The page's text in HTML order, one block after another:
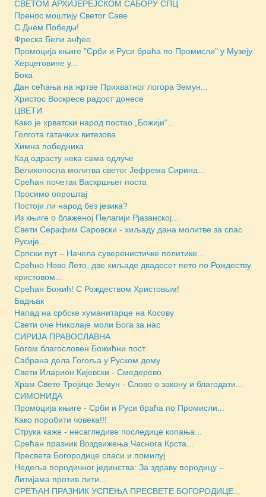
СВЕТОМ АРХИЈЕРЕЈСКОМ САБОРУ СПЦ
Пренос моштију Светог Саве
С Днём Победы!
Фреска Бели анђео
Промоција књиге "Срби и Руси браћа по Промисли" у Музеју
Херцеговине у...
Бока
Дан сећања на жртве Прихватног логора Земун...
Христос Воскресе радост донесе
ЦВЕТИ
Како је хрватски народ постао „Божији“...
Голгота гатачких витезова
Химна победника
Кад одрасту нека сама одлуче
Великопосна молитва светог Јефрема Сирина...
Срећан почетак Васкршњег поста
Просимо опроштај
Постоји ли народ без језика?
Из књиге о блаженој Пелагији Рјазанској...
Свети Серафим Саровски - хиљаду дана молитве за спас
Русије...
Српски пут – Начела суверенистичке политике...
Срећно Ново Лето, две хиљаде двадесет пето по Рождеству
христовом...
Срећан Божић! С Рождеством Христовым!
Бадњак
Напад на србске хуманитарце на Косову
Свети оче Николаје моли Бога за нас
СИРИЈА ПРАВОСЛАВНА
Богом благословен Божићни пост
Сабрана дела Гогоља у Руском дому
Свети Иларион Кијевски - Смедерево
Храм Свете Тројице Земун - Слово о закону и благодати...
СИМОНИДА
Промоција књиге - Срби и Руси браћа по Промисли...
Како поробити човека!!!
Струка каже - несагледиве последице копања...
Срећан празник Воздвижења Часнога Крста...
Пресвета Богородице спаси и помилуј
Недеља породичног јединства: За здраву породицу –
Литијама против лити...
СРЕЋАН ПРАЗНИК УСПЕЊА ПРЕСВЕТЕ БОГОРОДИЦЕ...